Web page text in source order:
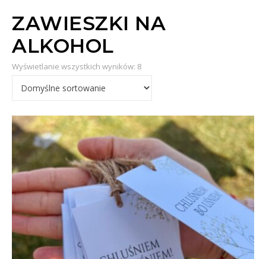
ZAWIESZKI NA
ALKOHOL
Wyświetlanie wszystkich wyników: 8